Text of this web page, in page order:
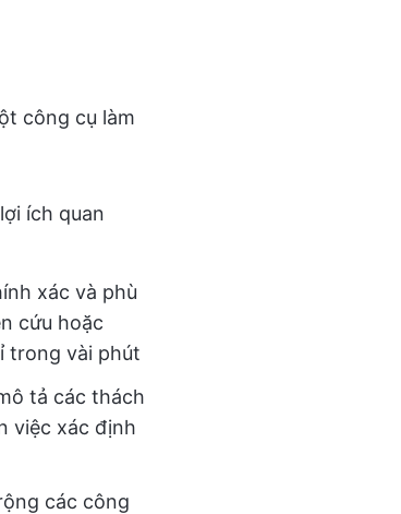
công cụ làm
ích quan
xác và phù
cứu hoặc
trong vài phút
tả các thách
việc xác định
các công